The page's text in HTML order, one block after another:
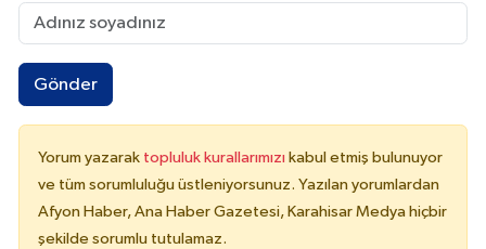
Gönder
Yorum yazarak topluluk kurallarımızı kabul etmiş bulunuyor
ve tüm sorumluluğu üstleniyorsunuz. Yazılan yorumlardan
Afyon Haber, Ana Haber Gazetesi, Karahisar Medya hiçbir
şekilde sorumlu tutulamaz.